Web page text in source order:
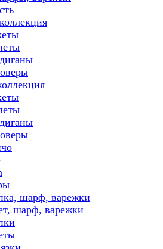
шарф, варежки
шарф, варежки